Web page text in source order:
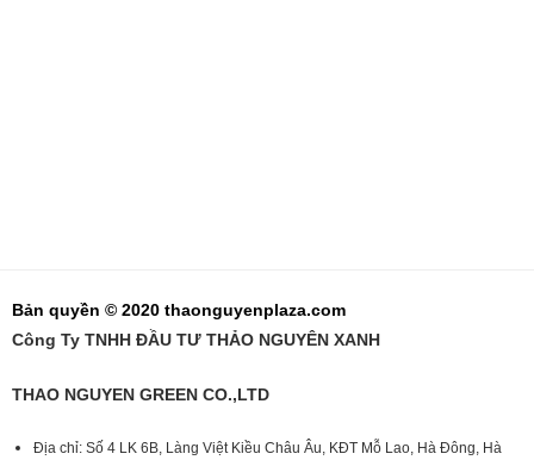
Bản quyền © 2020 thaonguyenplaza.com
Công Ty TNHH ĐẦU TƯ THẢO NGUYÊN XANH
THAO NGUYEN GREEN CO.,LTD
Địa chỉ: Số 4 LK 6B, Làng Việt Kiều Châu Âu, KĐT Mỗ Lao, Hà Đông, Hà